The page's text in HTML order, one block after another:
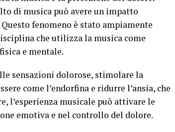
di musica può avere un impatto
fenomeno è stato ampiamente
che utilizza la musica come
e mentale.
sensazioni dolorose, stimolare la
come l’endorfina e ridurre l’ansia, che
l’esperienza musicale può attivare le
emotiva e nel controllo del dolore.